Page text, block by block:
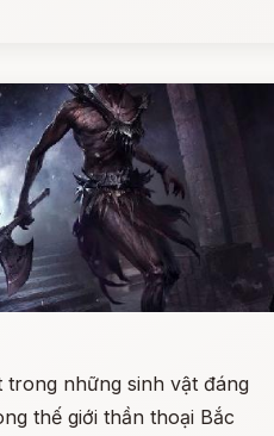
trong những sinh vật đáng
thế giới thần thoại Bắc